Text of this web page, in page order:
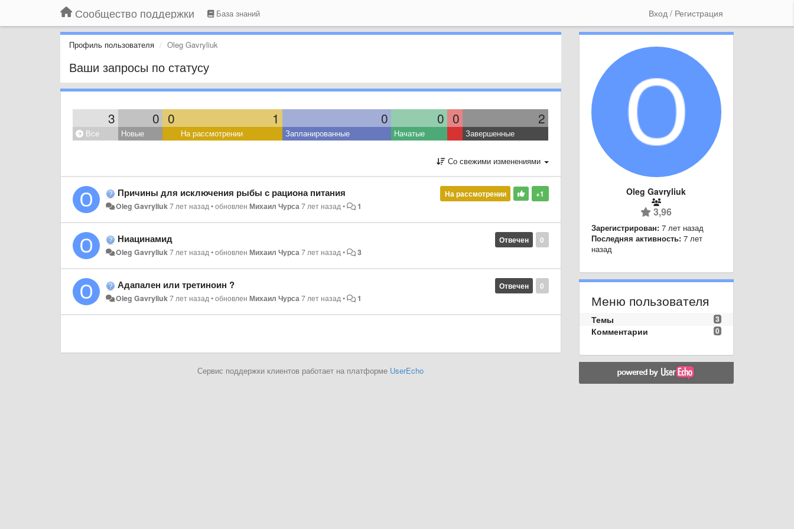
Сообщество поддержки База знаний Вход / Регистрация
Профиль пользователя Oleg Gavryliuk
Ваши запросы по статусу
3 0 0 1 0 0 0 2
Все Новые На рассмотрении Запланированные Начатые Завершенные
Со свежими изменениями
+1
На рассмотрении
Причины для исключения рыбы с рациона питания
Oleg Gavryliuk7 лет назад•обновленМихаил Чурса7 лет назад• 1
0
Отвечен
Ниацинамид
Oleg Gavryliuk7 лет назад•обновленМихаил Чурса7 лет назад• 3
0
Отвечен
Адапален или третиноин ?
Oleg Gavryliuk7 лет назад•обновленМихаил Чурса7 лет назад• 1
Сервис поддержки клиентов работает на платформе UserEcho
Oleg Gavryliuk
3,96
Зарегистрирован: 7 лет назад
Последняя активность: 7 лет
назад
Меню пользователя
3
Темы
0
Комментарии